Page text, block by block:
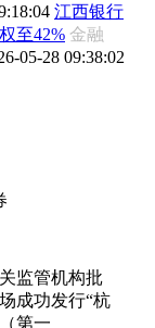
江西银行
至42% 金融
05-28 09:38:02
监管机构批
成功发行“杭
第一